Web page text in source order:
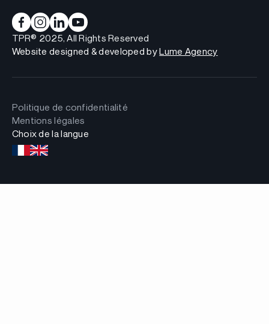
TPR® 2025, All Rights Reserved
Website designed & developed byLume Agency
Politique de confidentialité
Mentions légales
Choix de la langue